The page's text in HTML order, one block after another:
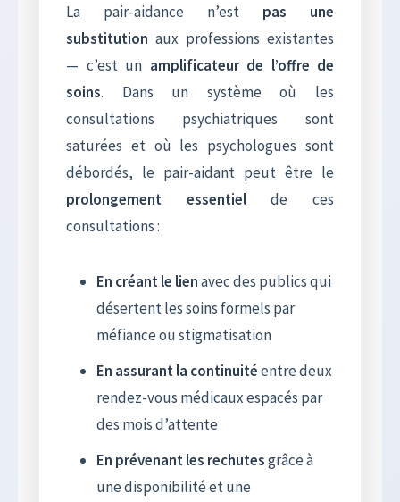
La pair-aidance n’est pas une
substitution aux professions existantes
— c’est un amplificateur de l’offre de
soins. Dans un système où les
consultations psychiatriques sont
saturées et où les psychologues sont
débordés, le pair-aidant peut être le
prolongement essentielde ces
consultations :
En créant le lienavec des publics qui
désertent les soins formels par
méfiance ou stigmatisation
En assurant la continuitéentre deux
rendez-vous médicaux espacés par
des mois d’attente
En prévenant les rechutesgrâce à
une disponibilité et une